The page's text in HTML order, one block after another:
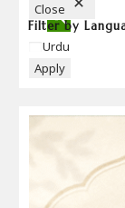
Close
Filter by
Language
Urdu
Apply